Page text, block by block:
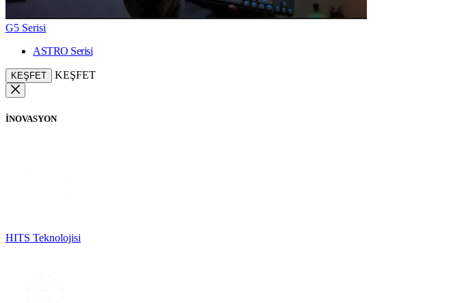
G5 Serisi
ASTRO Serisi
KEŞFET KEŞFET
İNOVASYON
HITS Teknolojisi